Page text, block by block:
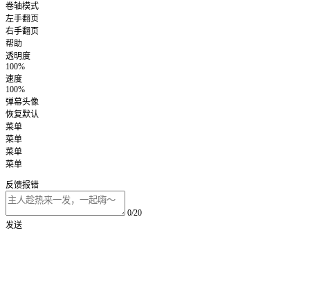
卷轴模式
左手翻页
右手翻页
帮助
透明度
100%
速度
100%
弹幕头像
恢复默认
菜单
菜单
菜单
菜单
反馈报错
0/20
发送